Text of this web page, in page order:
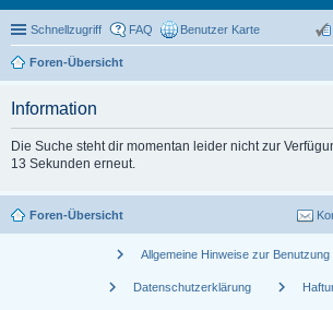
Schnellzugriff FAQ Benutzer Karte
Foren-Übersicht
Information
Die Suche steht dir momentan leider nicht zur
13 Sekunden erneut.
Foren-Übersicht
chevron_right Allgemeine Hinweise zur
chevron_right Datenschutzerklärung chevron_right